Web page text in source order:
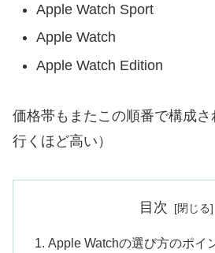
Apple Watch Sport
Apple Watch
Apple Watch Edition
価格帯もまたこの順番で構成
行くほど高い）
目次
Apple Watchの選び方のポイ